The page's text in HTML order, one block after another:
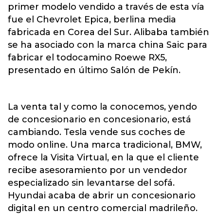
primer modelo vendido a través de esta vía
fue el Chevrolet Epica, berlina media
fabricada en Corea del Sur. Alibaba también
se ha asociado con la marca china Saic para
fabricar el todocamino Roewe RX5,
presentado en último Salón de Pekín.
La venta tal y como la conocemos, yendo
de concesionario en concesionario, está
cambiando. Tesla vende sus coches de
modo online. Una marca tradicional, BMW,
ofrece la Visita Virtual, en la que el cliente
recibe asesoramiento por un vendedor
especializado sin levantarse del sofá.
Hyundai acaba de abrir un concesionario
digital en un centro comercial madrileño.